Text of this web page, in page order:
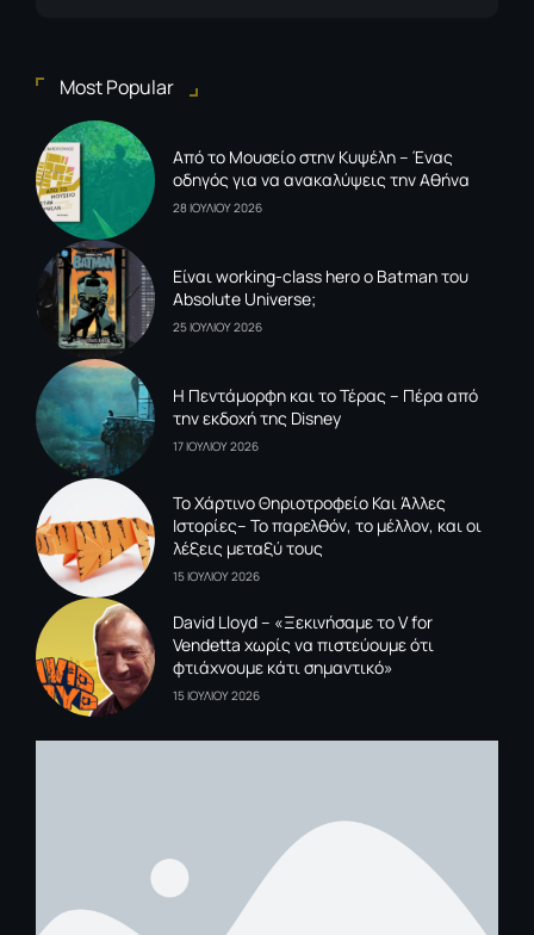
Most Popular
Από το Μουσείο στην Κυψέλη – Ένας
οδηγός για να ανακαλύψεις την Αθήνα
28 ΙΟΥΛΙΟΥ 2026
Είναι working-class hero ο Batman του
Absolute Universe;
25 ΙΟΥΛΙΟΥ 2026
Η Πεντάμορφη και το Τέρας – Πέρα από
την εκδοχή της Disney
17 ΙΟΥΛΙΟΥ 2026
To Xάρτινο Θηριοτροφείο Και Άλλες
Ιστορίες– Το παρελθόν, το μέλλον, και οι
λέξεις μεταξύ τους
15 ΙΟΥΛΙΟΥ 2026
David Lloyd – «Ξεκινήσαμε το V for
Vendetta χωρίς να πιστεύουμε ότι
φτιάχνουμε κάτι σημαντικό»
15 ΙΟΥΛΙΟΥ 2026